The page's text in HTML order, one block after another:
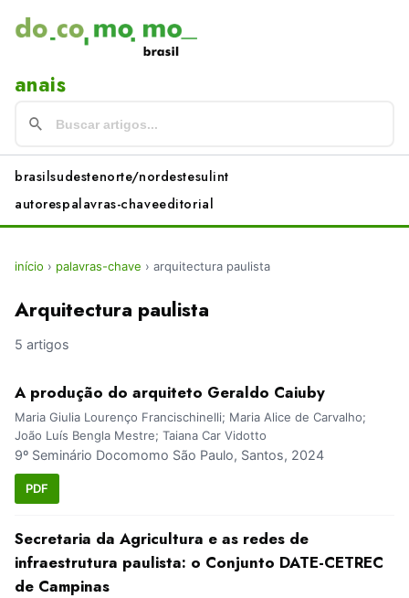
anais
brasilsudestenorte/nordestesulint
autorespalavras-chaveeditorial
início › palavras-chave › arquitectura paulista
Arquitectura paulista
5 artigos
A produção do arquiteto Geraldo Caiuby
Maria Giulia Lourenço Francischinelli; Maria Alice de Carvalho;
João Luís Bengla Mestre; Taiana Car Vidotto
9º Seminário Docomomo São Paulo, Santos, 2024
PDF
Secretaria da Agricultura e as redes de
infraestrutura paulista: o Conjunto DATE-CETREC
de Campinas